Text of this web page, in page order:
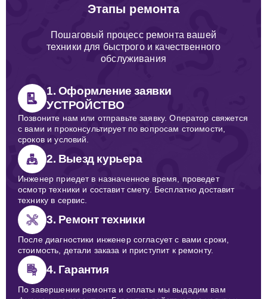
Этапы ремонта
Пошаговый процесс ремонта вашей
техники для быстрого и качественного
обслуживания
1. Оформление заявки
УСТРОЙСТВО
Позвоните нам или отправьте заявку. Оператор свяжется
с вами и проконсультирует по вопросам стоимости,
сроков и условий.
2. Выезд курьера
Инженер приедет в назначенное время, проведет
осмотр техники и составит смету. Бесплатно доставит
технику в сервис.
3. Ремонт техники
После диагностики инженер согласует с вами сроки,
стоимость, детали заказа и приступит к ремонту.
4. Гарантия
По завершении ремонта и оплаты мы выдадим вам